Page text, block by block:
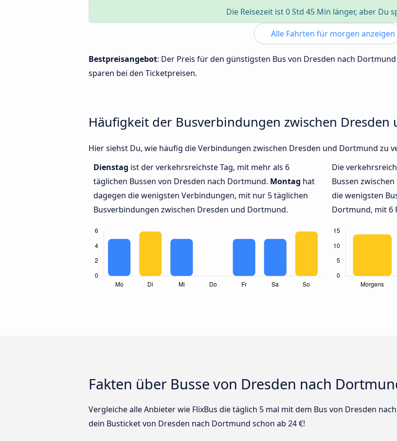
Die Reisezeit ist 0 Std 45 Min länger, aber Du
Alle Fahrten für morgen anzeigen
Bestpreisangebot: Der Preis für den günstigsten Bus von Dresden nach
sparen bei den Ticketpreisen.
Häufigkeit der Busverbindungen zwischen
Hier siehst Du, wie häufig die Verbindungen zwischen Dresden und Dortmund zu
Dienstag ist der verkehrsreichste Tag, mit mehr als 6
täglichen Bussen von Dresden nach Dortmund. Montag hat
dagegen die wenigsten Verbindungen, mit nur 5 täglichen
Busverbindungen zwischen Dresden und Dortmund.
Die
Bussen
die wenigsten
Dortmund, mit 6
Fakten über Busse von Dresden nach
Vergleiche alle Anbieter wie FlixBus die täglich 5 mal mit dem Bus von Dresden
dein Busticket von Dresden nach Dortmund schon ab 24 €!